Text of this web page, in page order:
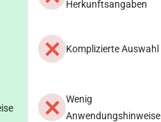
Herkunftsangaben
Komplizierte Auswahl
Wenig
Anwendungshinweise